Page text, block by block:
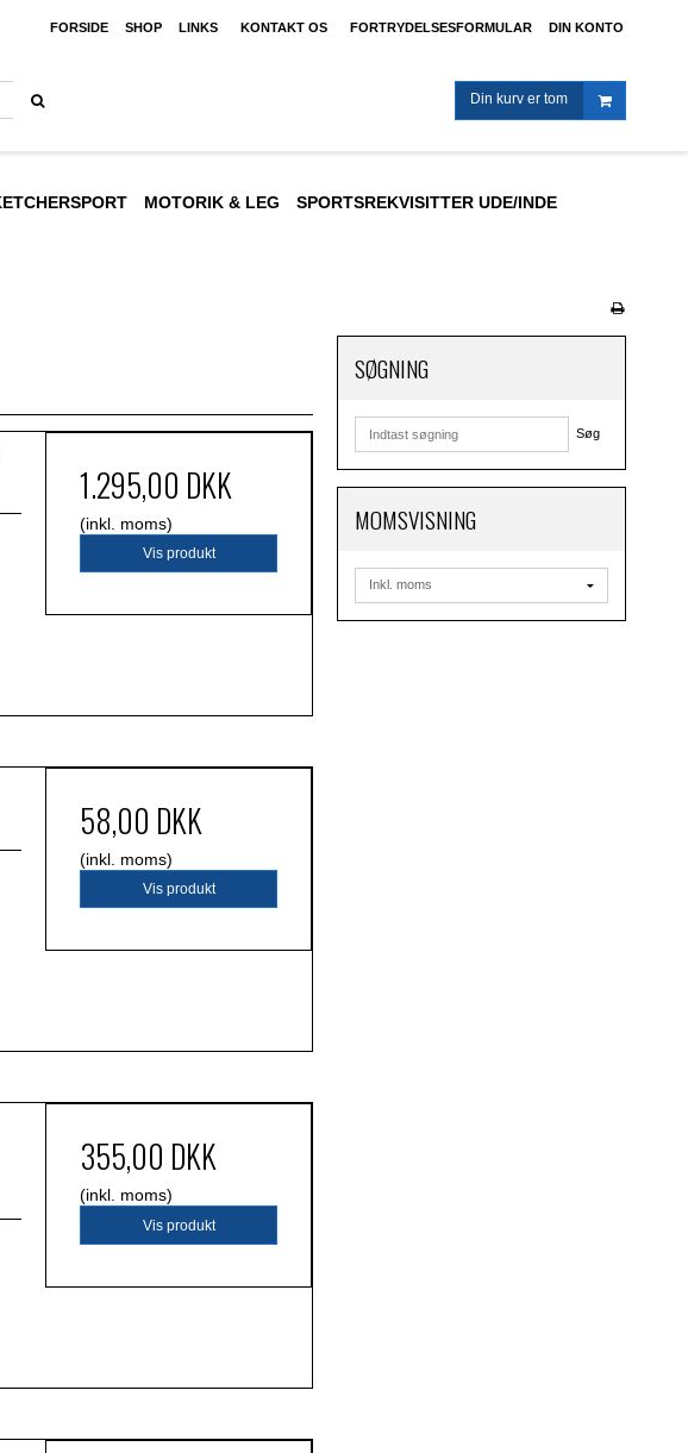
FORSIDE SHOP LINKS KONTAKT OS FORTRYDELSESFORMULAR DIN KONTO
Din kurv er tom
MOTORIK & LEG SPORTSREKVISITTER UDE/INDE
1.295,00 DKK
(inkl. moms)
Vis produkt
58,00 DKK
(inkl. moms)
Vis produkt
355,00 DKK
(inkl. moms)
Vis produkt
SØGNING
Søg
MOMSVISNING